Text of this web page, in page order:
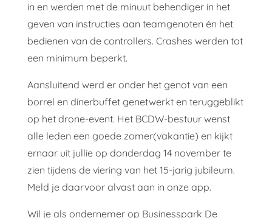
in en werden met de minuut behendiger in het
geven van instructies aan teamgenoten én het
bedienen van de controllers. Crashes werden tot
een minimum beperkt.
Aansluitend werd er onder het genot van een
borrel en dinerbuffet genetwerkt en teruggeblikt
op het drone-event. Het BCDW-bestuur wenst
alle leden een goede zomer(vakantie) en kijkt
ernaar uit jullie op donderdag 14 november te
zien tijdens de viering van het 15-jarig jubileum.
Meld je daarvoor alvast aan in onze app.
Wil je als ondernemer op Businesspark De